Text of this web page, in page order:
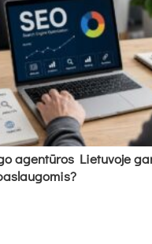
agentūros Lietuvoje